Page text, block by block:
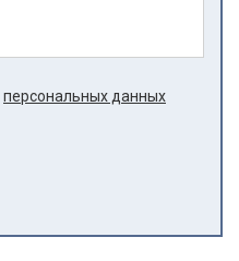
персональных данных